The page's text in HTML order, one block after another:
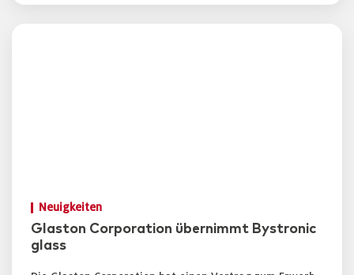
Neuigkeiten
Glaston Corporation übernimmt Bystronic
glass